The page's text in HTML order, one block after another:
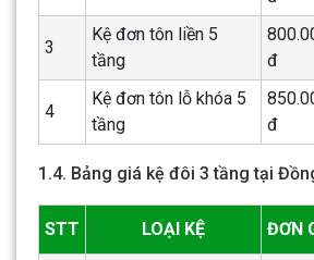
3
Kệ đơn tôn liền 5
tầng
đ
4
Kệ đơn tôn lỗ khóa 5
tầng
đ
1.4. Bảng giá kệ đôi 3 tầng tại
STT LOẠI KỆ ĐƠN